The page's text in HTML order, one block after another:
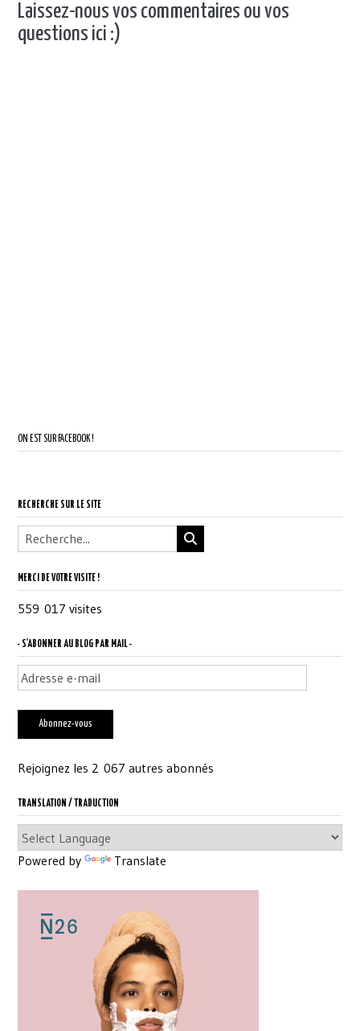
Laissez-nous vos commentaires ou vos
questions ici :)
ON EST SUR FACEBOOK !
RECHERCHE SUR LE SITE
MERCI DE VOTRE VISITE !
559 017 visites
- S'ABONNER AU BLOG PAR MAIL -
Adresse
e-
mail
Abonnez-vous
Rejoignez les 2 067 autres abonnés
TRANSLATION / TRADUCTION
Powered by Translate